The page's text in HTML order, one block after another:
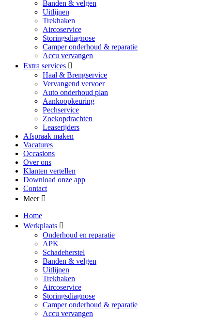
Banden & velgen
Uitlijnen
Trekhaken
Aircoservice
Storingsdiagnose
Camper onderhoud & reparatie
Accu vervangen
Extra services
Haal & Brengservice
Vervangend vervoer
Auto onderhoud plan
Aankoopkeuring
Pechservice
Zoekopdrachten
Leaserijders
Afspraak maken
Vacatures
Occasions
Over ons
Klanten vertellen
Download onze app
Contact
Meer
Home
Werkplaats
Onderhoud en reparatie
APK
Schadeherstel
Banden & velgen
Uitlijnen
Trekhaken
Aircoservice
Storingsdiagnose
Camper onderhoud & reparatie
Accu vervangen